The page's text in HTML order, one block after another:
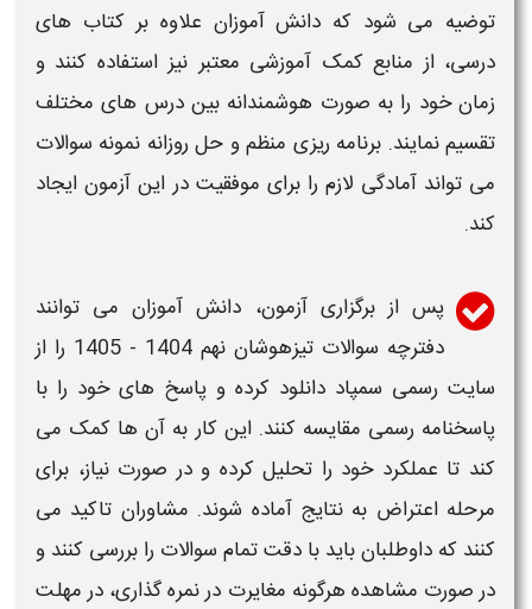
توضیه می شود که دانش آموزان علاوه بر کتاب های
درسی، از منابع کمک آموزشی معتبر نیز استفاده کنند و
زمان خود را به صورت هوشمندانه بین درس های مختلف
تقسیم نمایند. برنامه ریزی منظم و حل روزانه نمونه سوالات
می تواند آمادگی لازم را برای موفقیت در این آزمون ایجاد
کند.
پس از برگزاریآزمون، دانش آموزان می توانند
دفترچه سوالات تیزهوشان نهم 1404 - 1405
را از
سایت رسمی سمپاد دانلود کرده و پاسخ های خود را با
پاسخنامه رسمی مقایسه کنند. این کار به آن ها کمک می
کند تا عملکرد خود را تحلیل کرده و در صورت نیاز، برای
مرحله اعتراض به نتایج آماده شوند. مشاوران تاکید می
کنند که داوطلبان باید با دقت تمام سوالات را بررسی کنند و
در صورت مشاهده هرگونه مغایرت در نمره گذاری، در مهلت